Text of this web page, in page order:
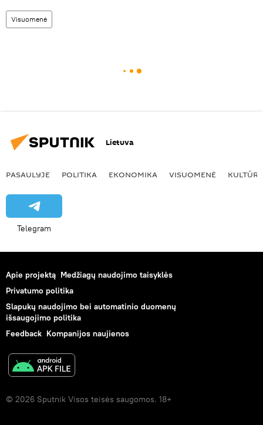
Visuomenė
Lietuva
PASAULYJE POLITIKA EKONOMIKA VISUOMENĖ KULTŪRA
Telegram
Apie projektą Medžiagų naudojimo taisyklės
Privatumo politika
Slapukų naudojimo bei automatinio duomenų
išsaugojimo politika
Feedback Kompanijos naujienos
© 2026 Sputnik Visos teisės saugomos. 18+